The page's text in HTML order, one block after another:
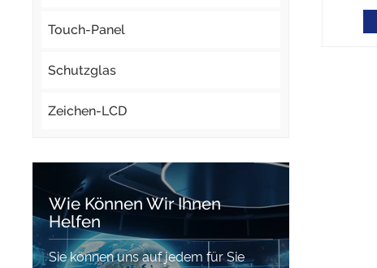
Touch-Panel
Schutzglas
Zeichen-LCD
Wie Können Wir Ihnen
Helfen
Sie können uns auf jedem für Sie